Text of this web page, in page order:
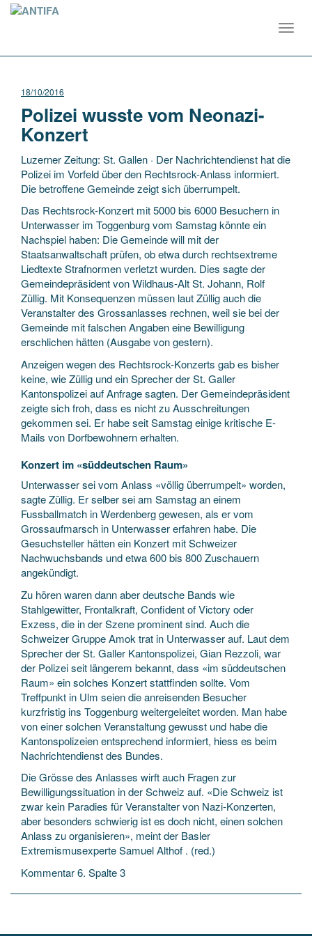
18/10/2016
Polizei wusste vom Neonazi-
Konzert
Luzerner Zeitung: St. Gallen · Der Nachrichtendienst hat die
Polizei im Vorfeld über den Rechtsrock-Anlass informiert.
Die betroffene Gemeinde zeigt sich überrumpelt.
Das Rechtsrock-Konzert mit 5000 bis 6000 Besuchern in
Unterwasser im Toggenburg vom Samstag könnte ein
Nachspiel haben: Die Gemeinde will mit der
Staatsanwaltschaft prüfen, ob etwa durch rechtsextreme
Liedtexte Strafnormen verletzt wurden. Dies sagte der
Gemeindepräsident von Wildhaus-Alt St. Johann, Rolf
Züllig. Mit Konsequenzen müssen laut Züllig auch die
Veranstalter des Grossanlasses rechnen, weil sie bei der
Gemeinde mit falschen Angaben eine Bewilligung
erschlichen hätten (Ausgabe von gestern).
Anzeigen wegen des Rechtsrock-Konzerts gab es bisher
keine, wie Züllig und ein Sprecher der St. Galler
Kantonspolizei auf Anfrage sagten. Der Gemeindepräsident
zeigte sich froh, dass es nicht zu Ausschreitungen
gekommen sei. Er habe seit Samstag einige kritische E-
Mails von Dorfbewohnern erhalten.
Konzert im «süddeutschen Raum»
Unterwasser sei vom Anlass «völlig überrumpelt» worden,
sagte Züllig. Er selber sei am Samstag an einem
Fussballmatch in Werdenberg gewesen, als er vom
Grossaufmarsch in Unterwasser erfahren habe. Die
Gesuchsteller hätten ein Konzert mit Schweizer
Nachwuchsbands und etwa 600 bis 800 Zuschauern
angekündigt.
Zu hören waren dann aber deutsche Bands wie
Stahlgewitter, Frontalkraft, Confident of Victory oder
Exzess, die in der Szene prominent sind. Auch die
Schweizer Gruppe Amok trat in Unterwasser auf. Laut dem
Sprecher der St. Galler Kantonspolizei, Gian Rezzoli, war
der Polizei seit längerem bekannt, dass «im süddeutschen
Raum» ein solches Konzert stattfinden sollte. Vom
Treffpunkt in Ulm seien die anreisenden Besucher
kurzfristig ins Toggenburg weitergeleitet worden. Man habe
von einer solchen Veranstaltung gewusst und habe die
Kantonspolizeien entsprechend informiert, hiess es beim
Nachrichtendienst des Bundes.
Die Grösse des Anlasses wirft auch Fragen zur
Bewilligungs­situation in der Schweiz auf. «Die Schweiz ist
zwar kein Paradies für Veranstalter von Nazi-Konzerten,
aber besonders schwierig ist es doch nicht, einen solchen
Anlass zu organisieren», meint der Basler
Extremismusexperte Samuel Althof . (red.)
Kommentar 6. Spalte 3